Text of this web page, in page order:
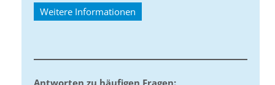
Weitere Informationen
Antworten zu häufigen Fragen: